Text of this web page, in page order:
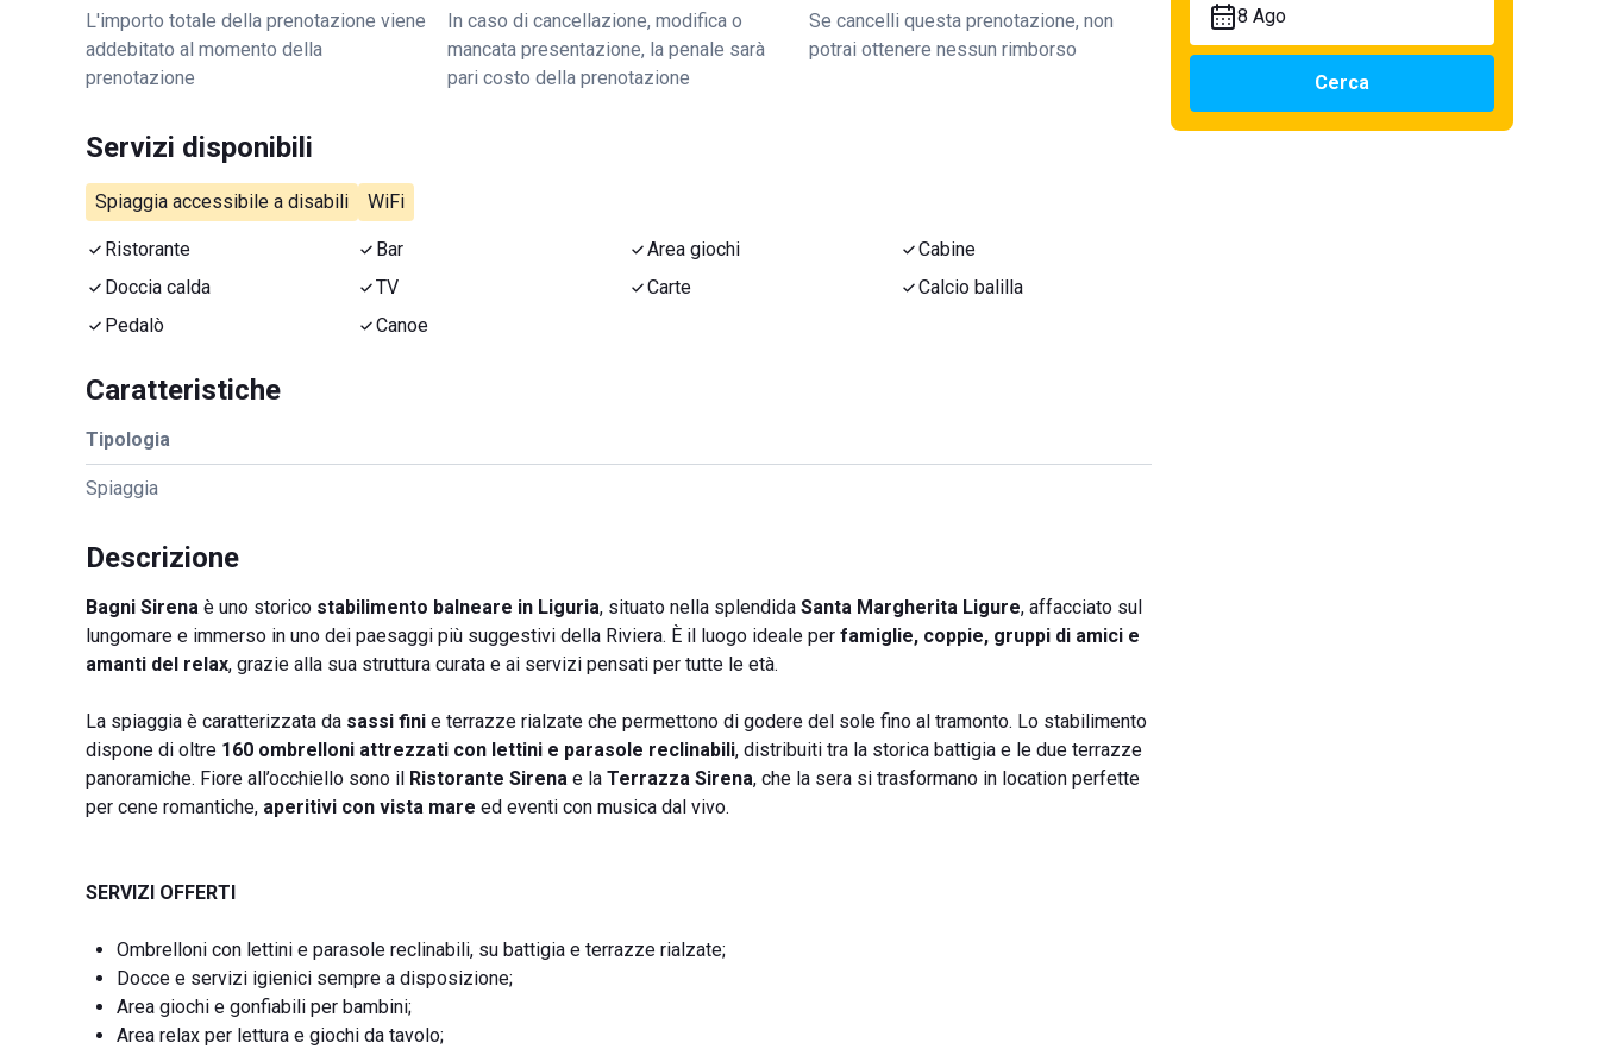
L'importo totale della prenotazione viene
addebitato al momento della
prenotazione
In caso di cancellazione, modifica o
mancata presentazione, la penale sarà
pari costo della prenotazione
Se cancelli questa prenotazione, non
potrai ottenere nessun rimborso
Servizi disponibili
Spiaggia accessibile a disabili WiFi
Ristorante Bar Area giochi
Cabine
Doccia calda
TV Carte
Calcio balilla
Pedalò
Canoe
Caratteristiche
Tipologia
Spiaggia
Descrizione
Bagni Sirena è uno storico stabilimento balneare in Liguria, situato nella splendida Santa Margherita Ligure, affacciato sul
lungomare e immerso in uno dei paesaggi più suggestivi della Riviera. È il luogo ideale per famiglie, coppie, gruppi di amici e
amanti del relax, grazie alla sua struttura curata e ai servizi pensati per tutte le età.
La spiaggia è caratterizzata da sassi fini e terrazze rialzate che permettono di godere del sole fino al tramonto. Lo stabilimento
dispone di oltre 160 ombrelloni attrezzati con lettini e parasole reclinabili, distribuiti tra la storica battigia e le due terrazze
panoramiche. Fiore all’occhiello sono il Ristorante Sirena e la Terrazza Sirena, che la sera si trasformano in location perfette
per cene romantiche, aperitivi con vista mare ed eventi con musica dal vivo.
SERVIZI OFFERTI
Ombrelloni con lettini e parasole reclinabili, su battigia e terrazze rialzate;
Docce e servizi igienici sempre a disposizione;
Area giochi e gonfiabili per bambini;
Area relax per lettura e giochi da tavolo;
8 Ago
Cerca